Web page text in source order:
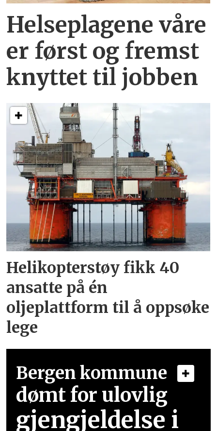
Helseplagene våre
er først og fremst
knyttet til jobben
Helikopterstøy fikk 40
ansatte på én
oljeplattform til å oppsøke
lege
Bergen kommune
dømt for ulovlig
gjengjeldelse i